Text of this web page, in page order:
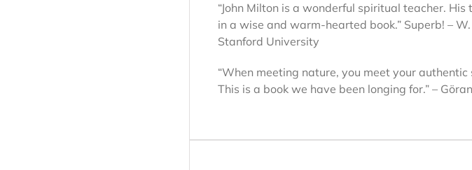
“John Milton is a wonderful spiritual teacher.
in a wise and warm-hearted book.” Superb! –
Stanford University
“When meeting nature, you meet your
This is a book we have been longing for.” –